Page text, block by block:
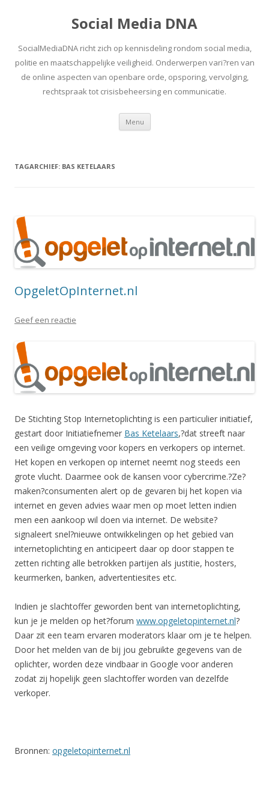
Social Media DNA
SocialMediaDNA richt zich op kennisdeling rondom social media,
politie en maatschappelijke veiligheid. Onderwerpen vari?ren van
de online aspecten van openbare orde, opsporing, vervolging,
rechtspraak tot crisisbeheersing en communicatie.
Menu Spring
inhoud
TAGARCHIEF: BAS KETELAARS
OpgeletOpInternet.nl
Geef een reactie
De Stichting Stop Internetoplichting is een particulier initiatief,
gestart door Initiatiefnemer Bas Ketelaars,?dat streeft naar
een veilige omgeving voor kopers en verkopers op internet.
Het kopen en verkopen op internet neemt nog steeds een
grote vlucht. Daarmee ook de kansen voor cybercrime.?Ze?
maken?consumenten alert op de gevaren bij het kopen via
internet en geven advies waar men op moet letten indien
men een aankoop wil doen via internet. De website?
signaleert snel?nieuwe ontwikkelingen op het gebied van
internetoplichting en anticipeert daar op door stappen te
zetten richting alle betrokken partijen als justitie, hosters,
keurmerken, banken, advertentiesites etc.
Indien je slachtoffer geworden bent van internetoplichting,
kun je je melden op het?forum www.opgeletopinternet.nl?
Daar zit een team ervaren moderators klaar om je te helpen.
Door het melden van de bij jou gebruikte gegevens van de
oplichter, worden deze vindbaar in Google voor anderen
zodat zij hopelijk geen slachtoffer worden van dezelfde
verkoper.
Bronnen: opgeletopinternet.nl